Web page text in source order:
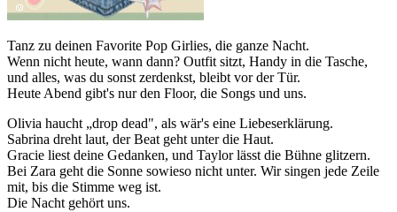
Tanz zu deinen Favorite Pop Girlies, die ganze Nacht.
Wenn nicht heute, wann dann? Outfit sitzt, Handy in die Tasche,
und alles, was du sonst zerdenkst, bleibt vor der Tür.
Heute Abend gibt's nur den Floor, die Songs und uns.
Olivia haucht „drop dead", als wär's eine Liebeserklärung.
Sabrina dreht laut, der Beat geht unter die Haut.
Gracie liest deine Gedanken, und Taylor lässt die Bühne glitzern.
Bei Zara geht die Sonne sowieso nicht unter. Wir singen jede Zeile
mit, bis die Stimme weg ist.
Die Nacht gehört uns.